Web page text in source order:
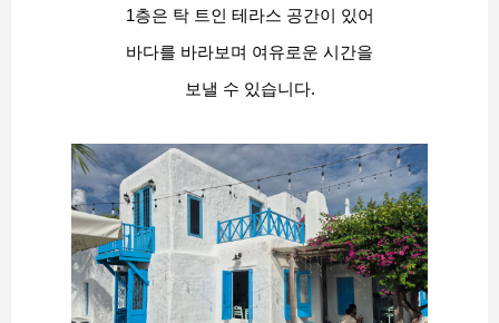
1층은 탁 트인 테라스 공간이 있어
바다를 바라보며 여유로운 시간을
보낼 수 있습니다.